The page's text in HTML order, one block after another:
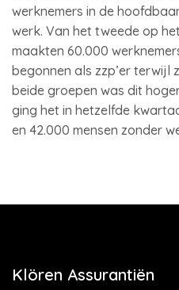
werknemers in de
werk. Van het tweede op
maakten 60.000
begonnen als zzp’er terwijl
beide groepen was dit
ging het in hetzelfde
en 42.000 mensen zonder
Klören Assurantiën